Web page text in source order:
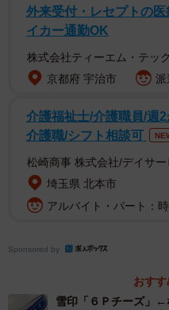
り、西日本最大規模となる
下、大阪店）」（大阪市北
コス（デパートで販売され
り高級志向のブランドが中
変わり、出来ることがグッ
長の遠藤宗さんが語るよう
までが注目しているブラン
外来受付・レセプトの
イカー通勤OK
株式会社ティーエム・テッ
京都府 宇治市
派
介護福祉士/介護職員/週
介護職/シフト相談可
松崎商事 株式会社/デイサ
埼玉県 北本市
アルバイト・パート：
Sponsored by
おす
雪印「６Ｐチーズ」